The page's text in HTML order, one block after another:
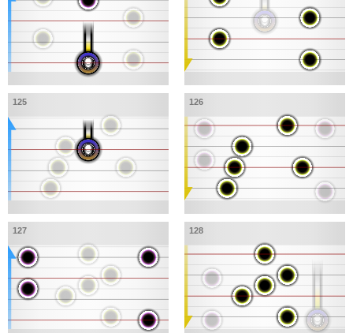
125 126
127 128